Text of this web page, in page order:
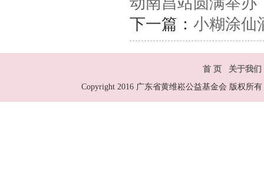
下一篇： 小糊涂仙
首 页
关于我们
Copyright 2016 广东省黄维崧公益基金会 版权所有